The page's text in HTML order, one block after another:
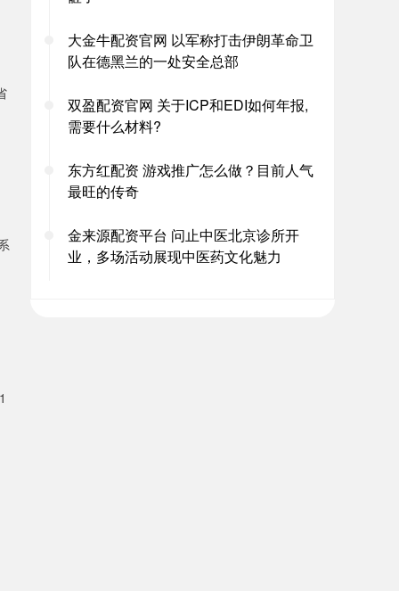
大金牛配资官网 以军称打击伊朗革命卫
队在德黑兰的一处安全总部
双盈配资官网 关于ICP和EDI如何年报,
需要什么材料?
东方红配资 游戏推广怎么做？目前人气
最旺的传奇
金来源配资平台 问止中医北京诊所开
业，多场活动展现中医药文化魅力